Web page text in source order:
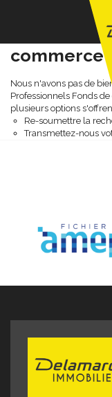
Acheter
Louer
Nos agences
commerce
Nous n'avons pas de
Professionnels Fonds
plusieurs options
Re-soumettre la
Transmettez-nous